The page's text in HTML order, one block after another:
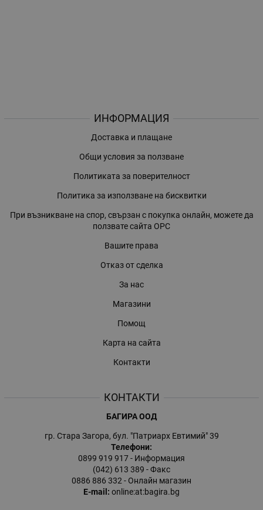
ИНФОРМАЦИЯ
Доставка и плащане
Общи условия за ползване
Политиката за поверителност
Политика за използване на бисквитки
При възникване на спор, свързан с покупка онлайн, можете да
ползвате сайта ОРС
Вашите права
Отказ от сделка
За нас
Магазини
Помощ
Карта на сайта
Контакти
КОНТАКТИ
БАГИРА ООД
гр. Стара Загора, бул. "Патриарх Евтимий" 39
Телефони:
0899 919 917- Информация
(042) 613 389 - Факс
0886 886 332 - Онлайн магазин
E-mail: online:at:bagira.bg